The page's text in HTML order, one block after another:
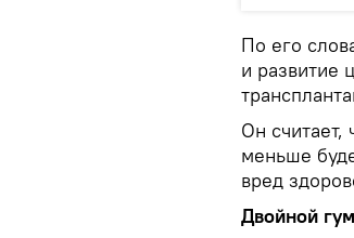
По его
и развитие
Он считает,
меньше
вред
Двойной